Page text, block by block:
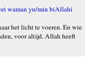
waman yu/min biAllahi
het licht te voeren. En wie
voor altijd. Allah heeft